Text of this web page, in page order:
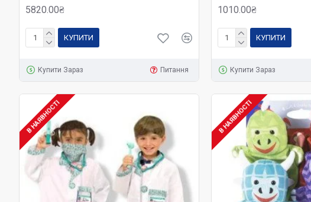
5820.00₴
КУПИТИ
Купити Зараз Питання
1010.00₴
КУПИТИ
Купити Зараз
В НАЯВНОСТІ В НАЯВНОСТІ